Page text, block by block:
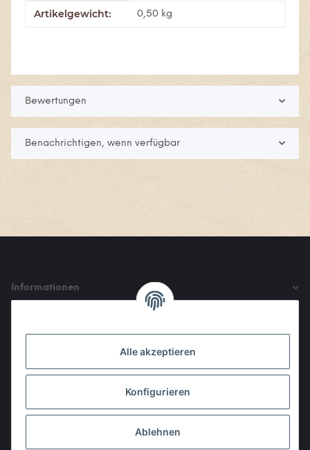
Produkteigenschaft
Wert
Artikelgewicht: 0,50 kg
Bewertungen
Benachrichtigen, wenn verfügbar
Informationen
Alle akzeptieren
Konfigurieren
Ablehnen